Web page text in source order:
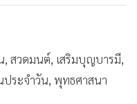
สวดมนต์, เสริมบุญบารมี,
ระจำวัน, พุทธศาสนา